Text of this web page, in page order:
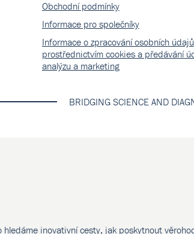
Obchodní podmínky
Informace pro společníky
Informace o zpracování osobních údajů
prostřednictvím cookies a předávání
analýzu a marketing
BRIDGING SCIENCE AND
inovativní cesty, jak poskytnout